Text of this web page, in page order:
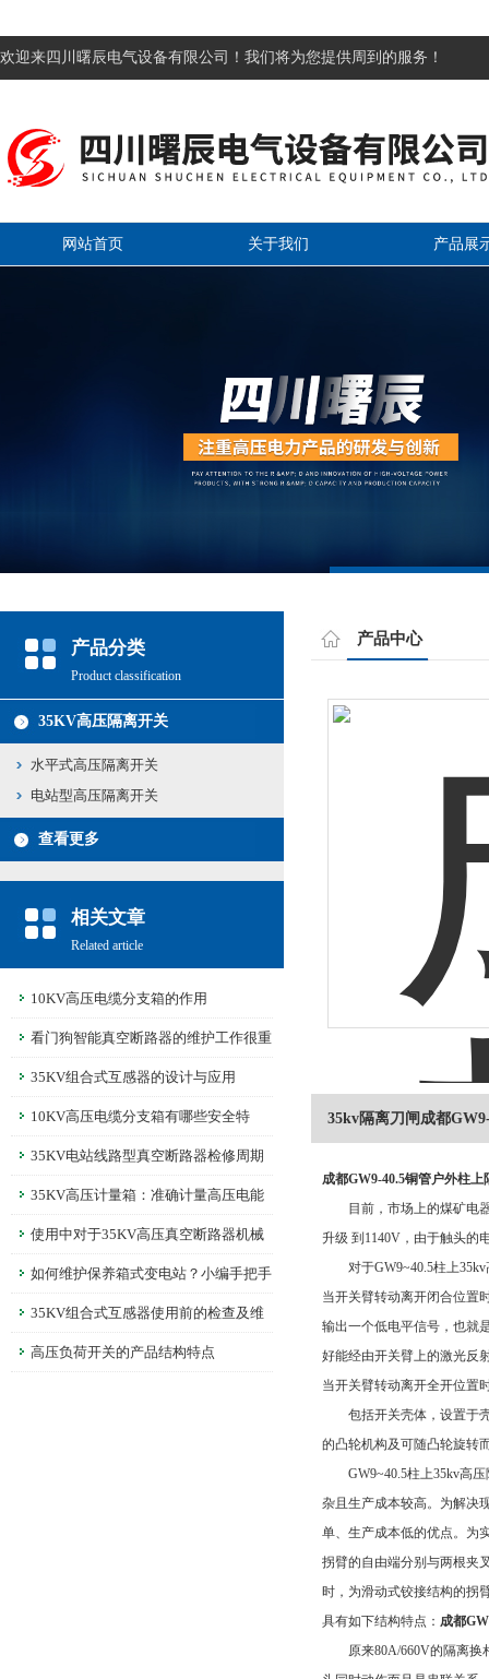
欢迎来四川曙辰电气设备有限公司！我们将为您提供周到的服务！
网站首页 关于我们 产品展
产品分类
Product classification
35KV高压隔离开关
水平式高压隔离开关
电站型高压隔离开关
查看更多
相关文章
Related article
10KV高压电缆分支箱的作用
看门狗智能真空断路器的维护工作很重
要 35KV组合式互感器的设计与应用
10KV高压电缆分支箱有哪些安全特
性？35KV电站线路型真空断路器检修周期
多长时间？
35KV高压计量箱：准确计量高压电能
的仪器
使用中对于35KV高压真空断路器机械
特性的调整
如何维护保养箱式变电站？小编手把手
教你！
35KV组合式互感器使用前的检查及维
护 高压负荷开关的产品结构特点
产品中心
35kv隔离刀闸成都
成都GW9-40.5铜管户外柱
目前，市场上的煤矿电器
升级 到1140V，由于触头的
对于GW9~40.5柱上35kv
当开关臂转动离开闭合位置
输出一个低电平信号，也就
好能经由开关臂上的激光反
当开关臂转动离开全开位置
包括开关壳体，设置于壳
的凸轮机构及可随凸轮旋转
GW9~40.5柱上35kv高压
杂且生产成本较高。为解决
单、生产成本低的优点。为
拐臂的自由端分别与两根夹
时，为滑动式铰接结构的拐
具有如下结构特点： 成都
原来80A/660V的隔离换相